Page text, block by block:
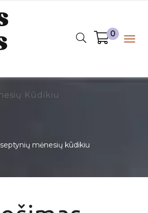
0
Kūdikiu
mėnesių kūdikiu